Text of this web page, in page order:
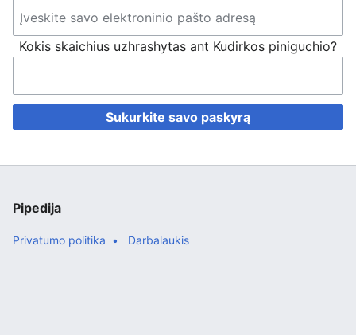
Kokis skaichius uzhrashytas ant Kudirkos piniguchio?
Sukurkite savo paskyrą
Pipedija
Privatumo politika Darbalaukis